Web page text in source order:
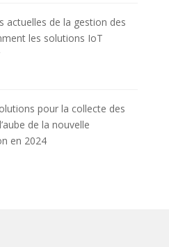
actuelles de la gestion des
les solutions IoT
pour la collecte des
de la nouvelle
en 2024